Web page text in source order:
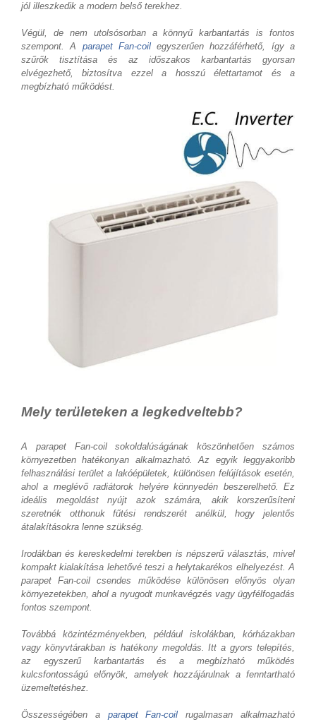
jól illeszkedik a modern belső terekhez.
Végül, de nem utolsósorban a könnyű karbantartás is fontos
szempont. A parapet Fan-coilegyszerűen hozzáférhető, így a
szűrők tisztítása és az időszakos karbantartás gyorsan
elvégezhető, biztosítva ezzel a hosszú élettartamot és a
megbízható működést.
Mely területeken a legkedveltebb?
A parapet Fan-coil sokoldalúságának köszönhetően számos
környezetben hatékonyan alkalmazható. Az egyik leggyakoribb
felhasználási terület a lakóépületek, különösen felújítások esetén,
ahol a meglévő radiátorok helyére könnyedén beszerelhető. Ez
ideális megoldást nyújt azok számára, akik korszerűsíteni
szeretnék otthonuk fűtési rendszerét anélkül, hogy jelentős
átalakításokra lenne szükség.
Irodákban és kereskedelmi terekben is népszerű választás, mivel
kompakt kialakítása lehetővé teszi a helytakarékos elhelyezést. A
parapet Fan-coil csendes működése különösen előnyös olyan
környezetekben, ahol a nyugodt munkavégzés vagy ügyfélfogadás
fontos szempont.
Továbbá közintézményekben, például iskolákban, kórházakban
vagy könyvtárakban is hatékony megoldás. Itt a gyors telepítés,
az egyszerű karbantartás és a megbízható működés
kulcsfontosságú előnyök, amelyek hozzájárulnak a fenntartható
üzemeltetéshez.
Összességében a parapet Fan-coil rugalmasan alkalmazható